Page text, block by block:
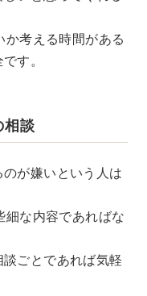
考える時間がある
す。
相談
が嫌いという人は
細な内容であればな
ごとであれば気軽